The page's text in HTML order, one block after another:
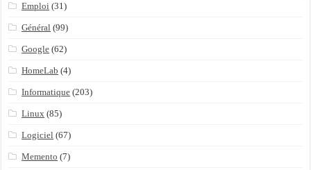
Emploi (31)
Général (99)
Google (62)
HomeLab (4)
Informatique (203)
Linux (85)
Logiciel (67)
Memento (7)